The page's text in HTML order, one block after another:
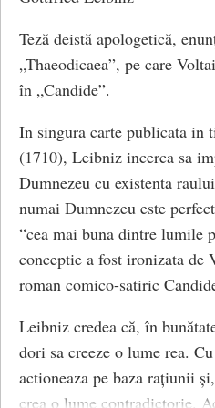
fundamental egoista si rea,
oamenilor nu se realizeaza
Teama oamenilor unora fata
voluntara la dorintele si
insa considera natura umana
sociala, iar societatea,
legaturilor preexistente din
Jean-Jacques Rousseau
filosofilor din epoca
va înceta să se
colegilor săi. Biografia sa il
o bucata, un caracter
componentelor acestuia.
a avea instituții ale statului
fundamentale ale cetatenilor.
devenit un element esențial
reprezentative.
Separația puterilor a fost, în
Locke și Montesquieu. In
adesea clasificarea lui
spiritul legilor:
Legiuitor);
– puterea executiva,
Teză deistă apologetică,
„Thaeodicaea”, pe care
în „Candide”.
In singura carte publicata in
(1710), Leibniz incerca sa
Dumnezeu cu existenta
numai Dumnezeu este
“cea mai buna dintre lumile
conceptie a fost ironizata de
roman comico-satiric
Leibniz credea că, în
dori sa creeze o lume rea.
actioneaza pe baza rațiunii
crea o lume contradictorie.